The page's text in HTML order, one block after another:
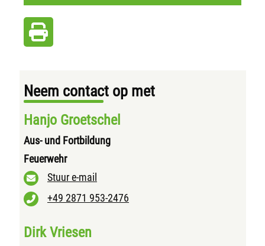
Neem contact op met
Hanjo Groetschel
Aus- und Fortbildung
Feuerwehr
Stuur e-mail
+49 2871 953-2476
Dirk Vriesen